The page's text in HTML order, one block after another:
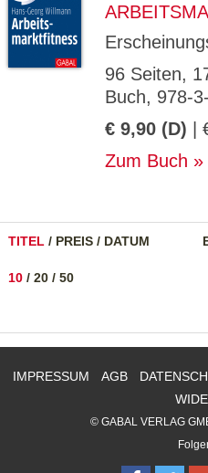
96 Seiten,
Buch, 978-
€ 9,90 (D) |
Zum Buch
TITEL / PREIS / DATUM
10 / 20 / 50
IMPRESSUM AGB
© GABAL VERLAG